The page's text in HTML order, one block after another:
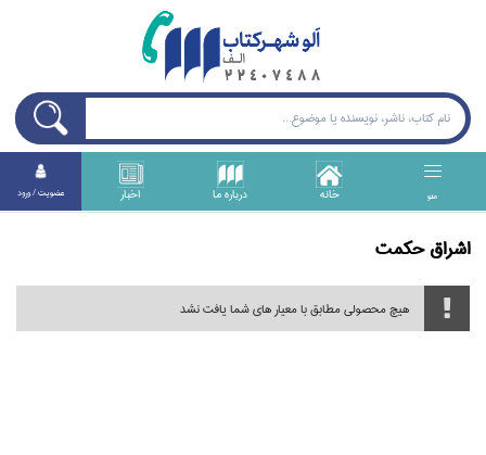
منو خانه درباره ما اخبار عضويت / ورود
اشراق حكمت
هیچ محصولی مطابق با معیار های شما یافت نشد